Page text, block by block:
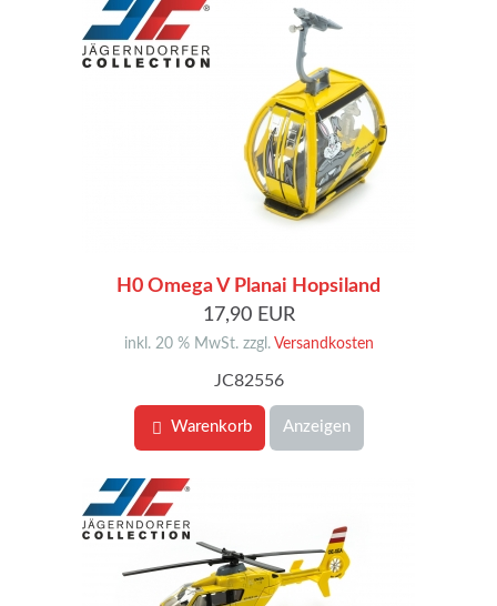
H0 Omega V Planai Hopsiland
17,90 EUR
inkl. 20 % MwSt. zzgl. Versandkosten
JC82556
Warenkorb Anzeigen